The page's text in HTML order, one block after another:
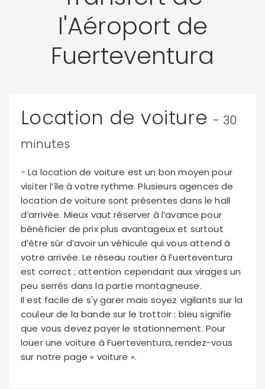
l'Aéroport de
Fuerteventura
Location de voiture - 30
minutes
- La location de voiture est un bon moyen pour
visiter l’île à votre rythme. Plusieurs agences de
location de voiture sont présentes dans le hall
d’arrivée. Mieux vaut réserver à l’avance pour
bénéficier de prix plus avantageux et surtout
d’être sûr d’avoir un véhicule qui vous attend à
votre arrivée. Le réseau routier à Fuerteventura
est correct ; attention cependant aux virages un
peu serrés dans la partie montagneuse.
Il est facile de s'y garer mais soyez vigilants sur la
couleur de la bande sur le trottoir : bleu signifie
que vous devez payer le stationnement. Pour
louer une voiture à Fuerteventura, rendez-vous
sur notre page « voiture ».